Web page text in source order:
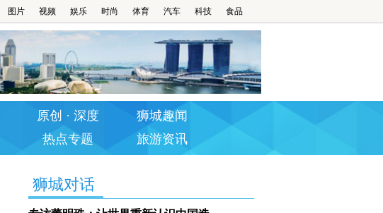
图片 视频 娱乐 时尚 体育 汽车 科技 食品
原创 · 深度
狮城趣闻
热点专题 旅游资讯
狮城对话